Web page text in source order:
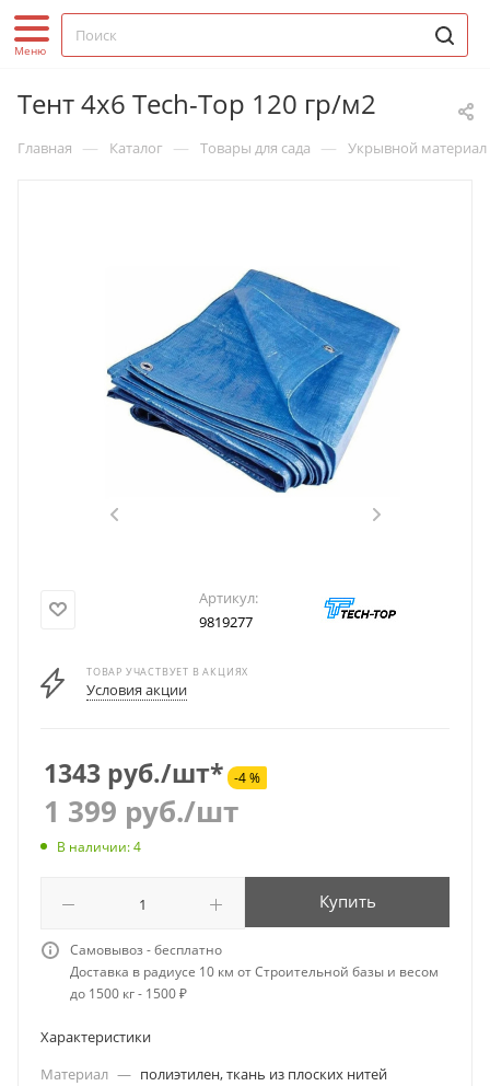
Тент 4х6 Tech-Top 120 гр/м2
Главная — Каталог — Товары для сада — Укрывной материал
Артикул:
9819277
ТОВАР УЧАСТВУЕТ В АКЦИЯХ
Условия акции
1343 руб./шт* -4 %
1 399 руб./шт
В наличии: 4
Купить
Самовывоз - бесплатно
Доставка в радиусе 10 км от Строительной базы и весом
до 1500 кг - 1500 ₽
Характеристики
Материал — полиэтилен, ткань из плоских нитей